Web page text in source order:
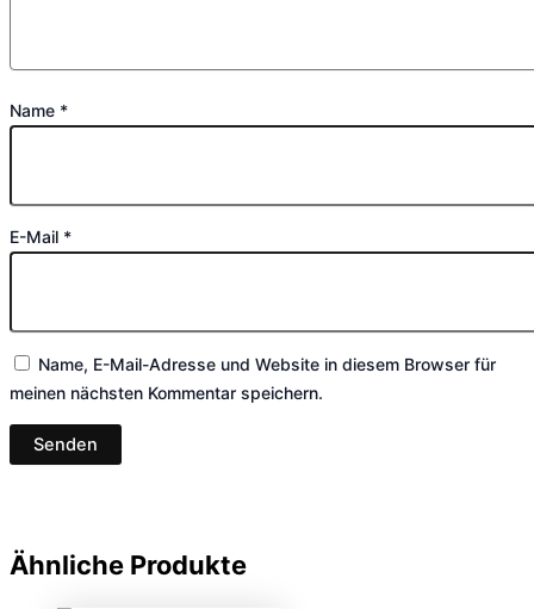
Name *
E-Mail *
Name, E-Mail-Adresse und Website in diesem Browser für
meinen nächsten Kommentar speichern.
Ähnliche Produkte